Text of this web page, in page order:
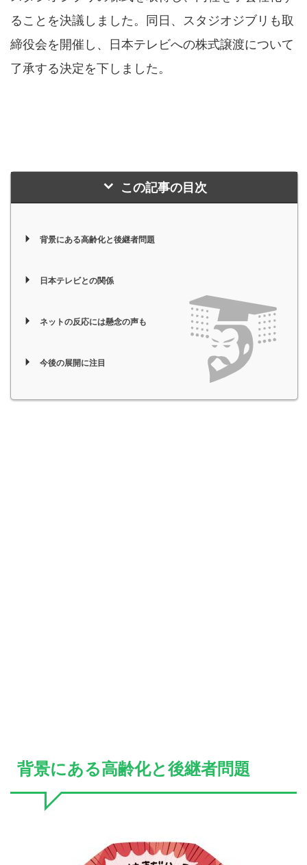
ることを決議しました。同日、スタジオジブリも取
締役会を開催し、日本テレビへの株式譲渡について
了承する決定を下しました。
この記事の目次
背景にある高齢化と後継者問題
日本テレビとの関係
ネットの反応には懸念の声も
今後の展開に注目
背景にある高齢化と後継者問題